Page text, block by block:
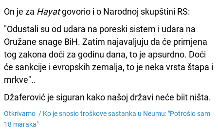
On je za Hayatgovorio i o Narodnoj skupštini RS:
"Odustali su od udara na poreski sistem i udara na
Oružane snage BiH. Zatim najavaljuju da će primjena
tog zakona doći za godinu dana, to je apsurdno. Doći
će sankcije i evropskih zemalja, to je neka vrsta štapa i
mrkve"..
Džaferović je siguran kako našoj državi neće biit ništa.
Otkrivamo / Ko je snosio troškove sastanka u Neumu: "Potrošio sam
18 maraka"